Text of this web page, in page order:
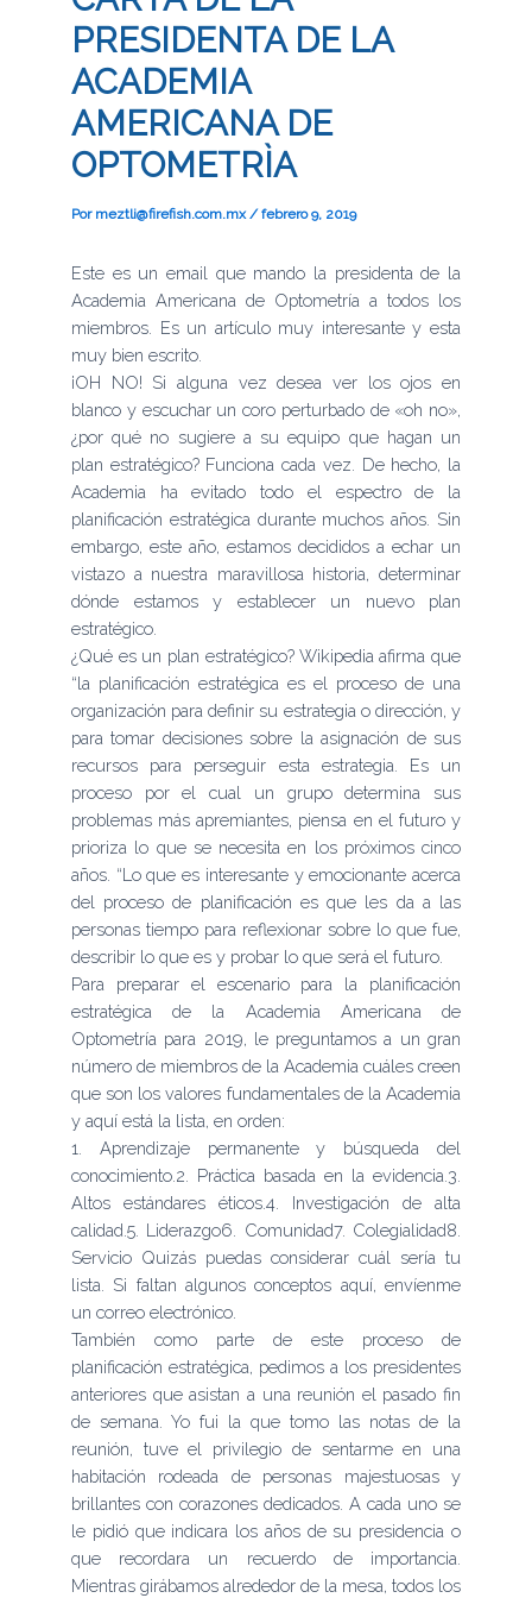
PRESIDENTA DE LA
ACADEMIA
AMERICANA DE
OPTOMETRÌA
Por meztli@firefish.com.mx /febrero 9, 2019
Este es un email que mando la presidenta de la
Academia Americana de Optometría a todos los
miembros. Es un artículo muy interesante y esta
muy bien escrito.
¡OH NO! Si alguna vez desea ver los ojos en
blanco y escuchar un coro perturbado de «oh no»,
¿por qué no sugiere a su equipo que hagan un
plan estratégico? Funciona cada vez. De hecho, la
Academia ha evitado todo el espectro de la
planificación estratégica durante muchos años. Sin
embargo, este año, estamos decididos a echar un
vistazo a nuestra maravillosa historia, determinar
dónde estamos y establecer un nuevo plan
estratégico.
¿Qué es un plan estratégico? Wikipedia afirma que
“la planificación estratégica es el proceso de una
organización para definir su estrategia o dirección, y
para tomar decisiones sobre la asignación de sus
recursos para perseguir esta estrategia. Es un
proceso por el cual un grupo determina sus
problemas más apremiantes, piensa en el futuro y
prioriza lo que se necesita en los próximos cinco
años. “Lo que es interesante y emocionante acerca
del proceso de planificación es que les da a las
personas tiempo para reflexionar sobre lo que fue,
describir lo que es y probar lo que será el futuro.
Para preparar el escenario para la planificación
estratégica de la Academia Americana de
Optometría para 2019, le preguntamos a un gran
número de miembros de la Academia cuáles creen
que son los valores fundamentales de la Academia
y aquí está la lista, en orden:
1. Aprendizaje permanente y búsqueda del
conocimiento.2. Práctica basada en la evidencia.3.
Altos estándares éticos.4. Investigación de alta
calidad.5. Liderazgo6. Comunidad7. Colegialidad8.
Servicio Quizás puedas considerar cuál sería tu
lista. Si faltan algunos conceptos aquí, envíenme
un correo electrónico.
También como parte de este proceso de
planificación estratégica, pedimos a los presidentes
anteriores que asistan a una reunión el pasado fin
de semana. Yo fui la que tomo las notas de la
reunión, tuve el privilegio de sentarme en una
habitación rodeada de personas majestuosas y
brillantes con corazones dedicados. A cada uno se
le pidió que indicara los años de su presidencia o
que recordara un recuerdo de importancia.
Mientras girábamos alrededor de la mesa, todos los